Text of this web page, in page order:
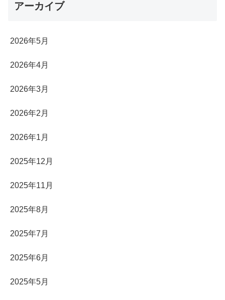
アーカイブ
2026年5月
2026年4月
2026年3月
2026年2月
2026年1月
2025年12月
2025年11月
2025年8月
2025年7月
2025年6月
2025年5月